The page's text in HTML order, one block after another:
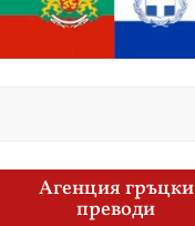
Агенция гръцки
преводи